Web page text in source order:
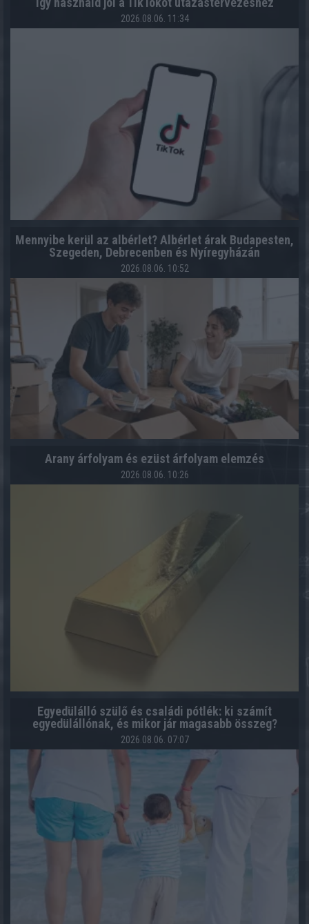
2026.08.06. 11:34
Mennyibe kerül az albérlet? Albérlet árak Budapesten,
Szegeden, Debrecenben és Nyíregyházán
2026.08.06. 10:52
Arany árfolyam és ezüst árfolyam elemzés
2026.08.06. 10:26
Egyedülálló szülő és családi pótlék: ki számít
egyedülállónak, és mikor jár magasabb összeg?
2026.08.06. 07:07